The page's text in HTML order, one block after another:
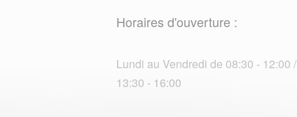
Horaires d'ouverture :
Lundi au Vendredi de 08:30 - 12:00 /
13:30 - 16:00